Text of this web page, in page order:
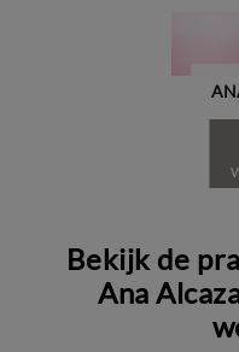
Bekijk de
Ana